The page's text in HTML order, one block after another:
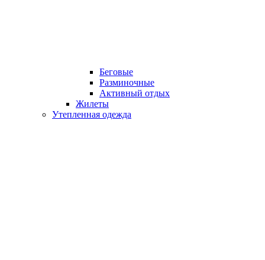
Беговые
Разминочные
Активный отдых
Жилеты
Утепленная одежда